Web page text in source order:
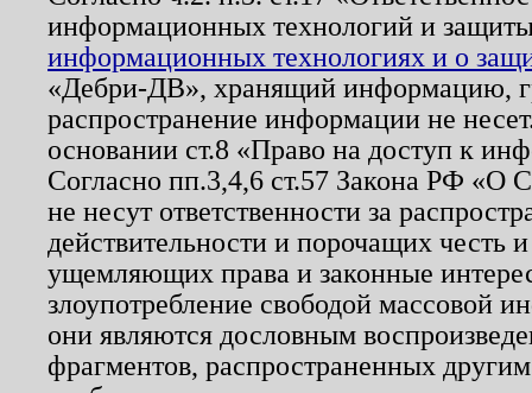
информационных технологий и
информационных технологиях и о
«Дебри-ДВ», хранящий информацию,
распространение информации не
основании ст.8 «Право на доступ к
Согласно пп.3,4,6 ст.57 Закона РФ «О
не несут ответственности за
действительности и порочащих честь
ущемляющих права и законные
злоупотребление свободой массовой
они являются дословным
фрагментов, распространенных